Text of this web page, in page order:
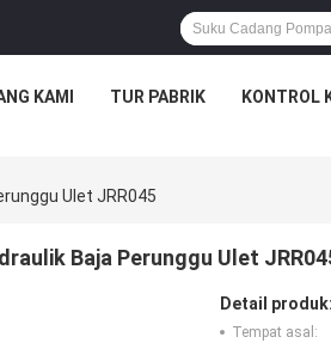
KAMI TUR PABRIK KONTROL
Ulet JRR045
Baja Perunggu Ulet
Detail produk:
Tempat asal: